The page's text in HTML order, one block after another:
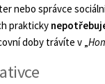
nebo správce
prakticky
doby trávíte v „